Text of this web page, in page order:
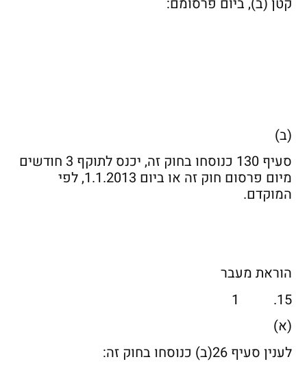
(ב)
סעיף 130 כנוסחו בחוק זה, יכנס לתוקף 3 חודשים
מיום פרסום חוק זה או ביום 1.1.2013, לפי
המוקדם.
הוראת מעבר
15. 1
(א)
לענין סעיף 26(ב) כנוסחו בחוק זה: